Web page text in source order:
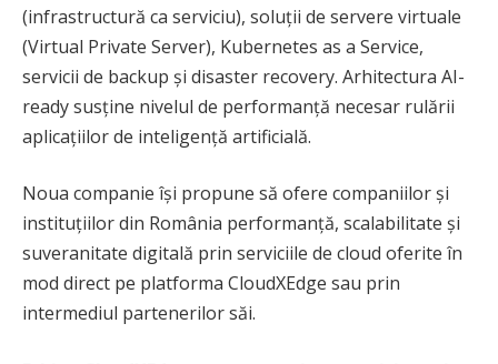
(infrastructură ca serviciu), soluții de servere virtuale
(Virtual Private Server), Kubernetes as a Service,
servicii de backup și disaster recovery. Arhitectura AI-
ready susține nivelul de performanță necesar rulării
aplicațiilor de inteligență artificială.
Noua companie își propune să ofere companiilor și
instituțiilor din România performanță, scalabilitate și
suveranitate digitală prin serviciile de cloud oferite în
mod direct pe platforma CloudXEdge sau prin
intermediul partenerilor săi.